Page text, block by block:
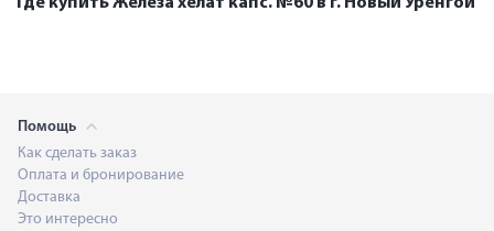
Помощь
Как сделать заказ
Оплата и бронирование
Доставка
Это интересно